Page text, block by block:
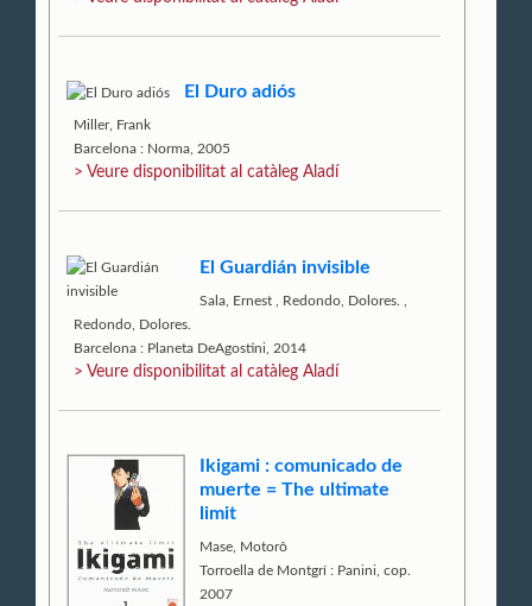
El Duro adiós
Miller, Frank
Barcelona : Norma, 2005
> Veure disponibilitat al catàleg Aladí
El Guardián invisible
Sala, Ernest Redondo, Dolores.
Redondo, Dolores.
Barcelona : Planeta DeAgostini, 2014
> Veure disponibilitat al catàleg Aladí
Ikigami : comunicado de
muerte = The ultimate
limit
Mase, Motorô
Torroella de Montgrí : Panini, cop.
2007